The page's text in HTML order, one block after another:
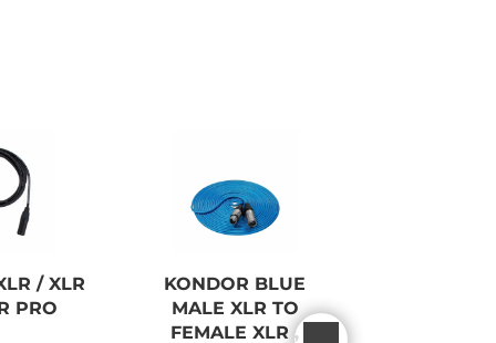
/ XLR
PRO
KONDOR BLUE
MALE XLR TO
FEMALE XLR ,